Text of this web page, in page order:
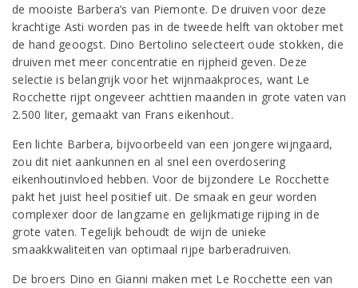
de mooiste Barbera’s van Piemonte. De druiven voor deze
krachtige Asti worden pas in de tweede helft van oktober met
de hand geoogst. Dino Bertolino selecteert oude stokken, die
druiven met meer concentratie en rijpheid geven. Deze
selectie is belangrijk voor het wijnmaakproces, want Le
Rocchette rijpt ongeveer achttien maanden in grote vaten van
2.500 liter, gemaakt van Frans eikenhout.
Een lichte Barbera, bijvoorbeeld van een jongere wijngaard,
zou dit niet aankunnen en al snel een overdosering
eikenhoutinvloed hebben. Voor de bijzondere Le Rocchette
pakt het juist heel positief uit. De smaak en geur worden
complexer door de langzame en gelijkmatige rijping in de
grote vaten. Tegelijk behoudt de wijn de unieke
smaakkwaliteiten van optimaal rijpe barberadruiven.
De broers Dino en Gianni maken met Le Rocchette een van